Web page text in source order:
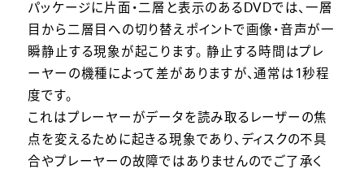
パッケージに片面・二層と表示のあるDVDでは、一層
目から二層目への切り替えポイントで画像・音声が一
瞬静止する現象が起こります。 静止する時間はプレ
ーヤーの機種によって差がありますが、通常は1秒程
度です。
これはプレーヤーがデータを読み取るレーザーの焦
点を変えるために起きる現象であり、ディスクの不具
合やプレーヤーの故障ではありませんのでご了承く